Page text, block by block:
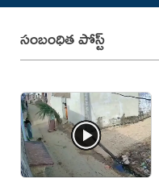
సంబంధిత పోస్ట్